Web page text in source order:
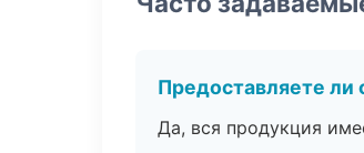
Предоставляете
Да, вся продукция